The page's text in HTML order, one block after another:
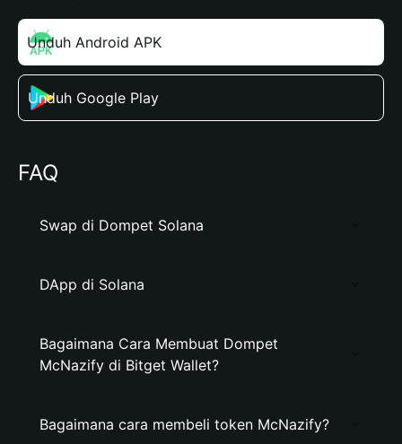
Unduh Android APK
Unduh Google Play
FAQ
Swap di Dompet Solana
DApp di Solana
Bagaimana Cara Membuat Dompet
McNazify di Bitget Wallet?
Bagaimana cara membeli token McNazify?